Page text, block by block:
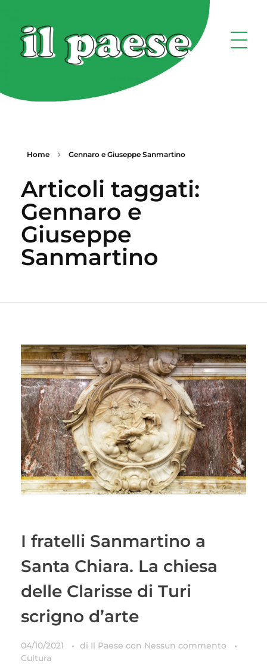
Home Gennaro e Giuseppe Sanmartino
Articoli taggati:
Gennaro e
Giuseppe
Sanmartino
I fratelli Sanmartino a
Santa Chiara. La chiesa
delle Clarisse di Turi
scrigno d’arte
04/10/2021 di Il Paese con Nessun commento
Cultura